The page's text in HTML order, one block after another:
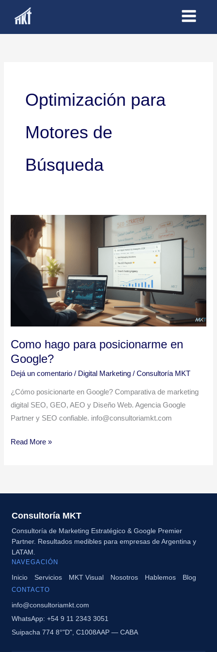
Optimización para
Motores de
Búsqueda
Como hago para posicionarme en
Google?
Dejá un comentario / Digital Marketing /Consultoría MKT
¿Cómo posicionarte en Google? Comparativa de marketing
digital SEO, GEO, AEO y Diseño Web. Agencia Google
Partner y SEO confiable. info@consultoriamkt.com
hago
para
posicionarme
Read More »
Consultoría MKT
Consultoría de Marketing Estratégico & Google Premier
Partner. Resultados medibles para empresas de Argentina y
LATAM.
NAVEGACIÓN
Inicio Servicios MKT Visual Nosotros Hablemos Blog
CONTACTO
info@consultoriamkt.com
WhatsApp: +54 9 11 2343 3051
Suipacha 774 8°"D", C1008AAP — CABA